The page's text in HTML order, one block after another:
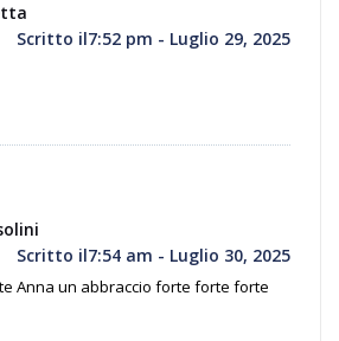
Scritto il7:52 pm - Luglio 29, 2025
Scritto il7:54 am - Luglio 30, 2025
Anna un abbraccio forte forte forte